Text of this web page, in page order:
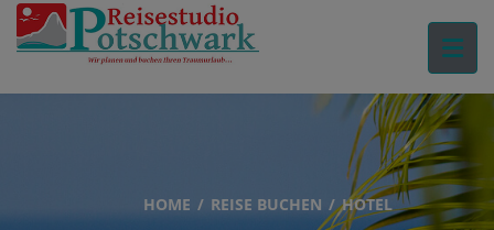
HOME REISE BUCHEN HOTEL